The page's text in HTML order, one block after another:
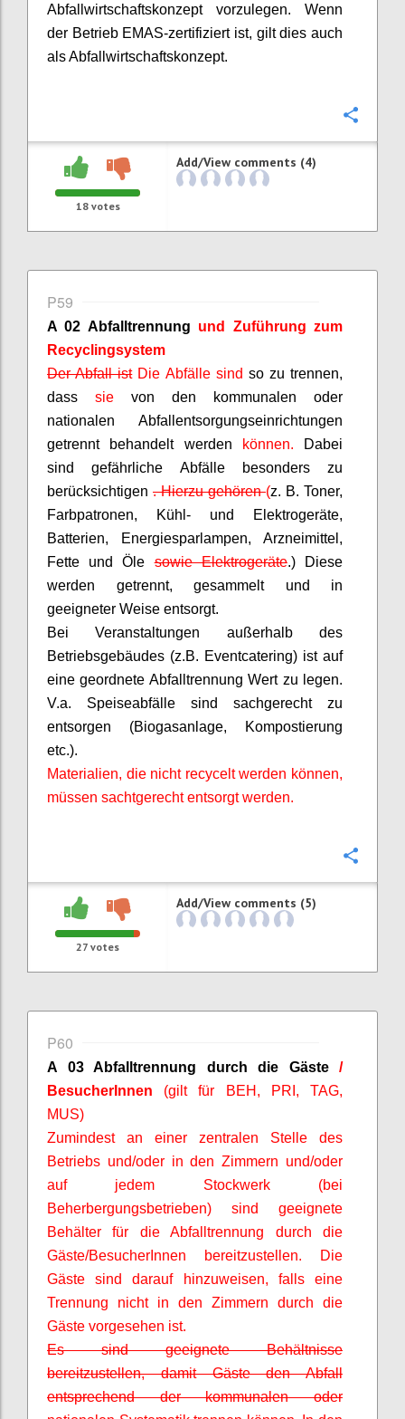
Abfallwirtschaftskonzept vorzulegen. Wenn
der Betrieb EMAS-zertifiziert ist, gilt dies auch
als Abfallwirtschaftskonzept.
18votes
Add/View comments (4)
P59
A 02 Abfalltrennung und Zuführung zum
Recyclingsystem
Der Abfall ist Die Abfälle sind so zu trennen,
dass sie von den kommunalen oder
nationalen Abfallentsorgungseinrichtungen
getrennt behandelt werden
können. Dabei
sind gefährliche Abfälle besonders zu
berücksichtigen .Hierzu gehören(z. B. Toner,
Farbpatronen, Kühl- und Elektrogeräte,
Batterien, Energiesparlampen, Arzneimittel,
Fette und Ölesowie Elektrogeräte.) Diese
werden getrennt, gesammelt und in
geeigneter Weise entsorgt.
Bei Veranstaltungen außerhalb des
Betriebsgebäudes (z.B. Eventcatering) ist auf
eine geordnete Abfalltrennung Wert zu legen.
V.a. Speiseabfälle sind sachgerecht zu
entsorgen (Biogasanlage, Kompostierung
etc.).
Materialien, die nicht recycelt werden können,
müssen sachtgerechtentsorgt werden.
27 votes
Add/View comments (5)
P60
A 03 Abfalltrennung durch die Gäste /
BesucherInnen
(gilt für BEH, PRI, TAG,
MUS)
Zumindest an einer zentralen Stelle des
Betriebs und/oder in den Zimmern und/oder
auf jedem Stockwerk (bei
Beherbergungsbetrieben) sind geeignete
Behälter für die Abfalltrennung durch die
Gäste/BesucherInnen bereitzustellen. Die
Gäste sind darauf hinzuweisen, falls eine
Trennung nicht in den Zimmern durch die
Gäste vorgesehen ist.
Es sind geeignete Behältnisse
bereitzustellen, damit Gäste den Abfall
entsprechend der kommunalen oder